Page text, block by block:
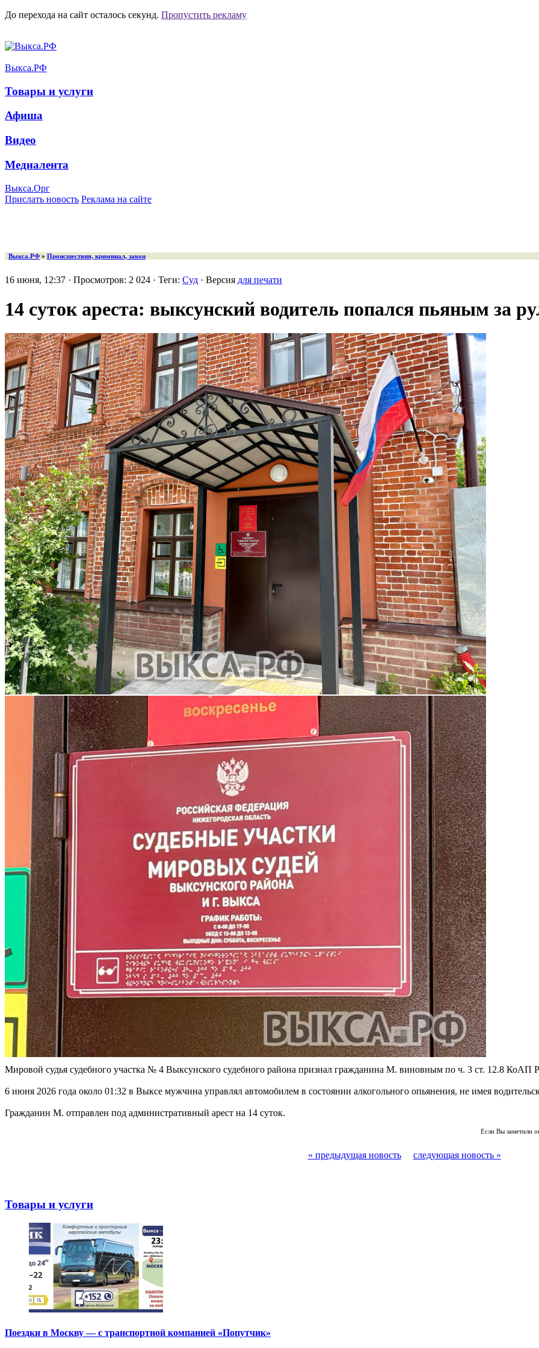
До перехода на сайт осталось секунд. Пропустить рекламу
Выкса.РФ
Товары и услуги
Афиша
Видео
Медиалента
Выкса.Орг
Прислать новость Реклама на сайте
Выкса.РФ » Происшествия, криминал, закон
16 июня, 12:37 · Просмотров: 2 024 · Теги: Суд · Версия для печати
14 суток ареста: выксунский водитель попался пьяным за
Мировой судья судебного участка № 4 Выксунского судебного района признал гражданина М. виновным по ч. 3 ст. 12.8 КоАП
6 июня 2026 года около 01:32 в Выксе мужчина управлял автомобилем в состоянии алкогольного опьянения, не имея
Гражданин М. отправлен под административный арест на 14 суток.
Если Вы заметили
« предыдущая новость следующая новость »
Товары и услуги
Поездки в Москву — с транспортной компанией «Попутчик»